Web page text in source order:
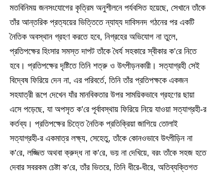
মতবিনিময় জনসংযোগের কৃত্রিম অনুশীলনে পর্যবসিত হয়েছে, সেখানে তাঁকে
তাঁর আন্তরিক প্রত্যয়ের ভিত্তিতে ন্যায্য দাবিসনদ গঠনের পর একটি
নৈতিক অবস্থান গ্রহণ করতে হবে, নিগ্রহের অভিযোগ না তুলে,
প্রতিপক্ষের হিংসার সমস্ত দাপট তাঁকে ধৈর্য সহকারে স্বীকার ক’রে নিতে
হবে। প্রতিপক্ষের দৃষ্টিতে তিনি শত্রু ও উৎপীড়নকারী। সত্যাগ্রহী সেই
বিদ্বেষ ফিরিয়ে দেন না, এর পরিবর্তে, তিনি তাঁর প্রতিপক্ষকে একজন
সহযাত্রী রূপে দেখেন যাঁর মানবিকতার উপর সাময়িকভাবে গ্রহণের ছায়া
এসে পড়েছে, যা অপসৃত ক’রে পূর্বাবস্থায় ফিরিয়ে নিয়ে যাওয়া সত্যাগ্রহী-র
কর্তব্য। প্রতিপক্ষের চিত্তে নৈতিক প্রতিক্রিয়া জাগিয়ে তোলাই
সত্যাগ্রহী-র একমাত্র লক্ষ্য, সেহেতু, তাঁকে কোনওভাবে উৎপীড়িন না
ক’রে, লজ্জিত অথবা ক্রুদ্ধ না ক’রে, ভয় না দেখিয়ে, বরং তাঁকে সহজ হতে
দেবার সবরকম চেষ্টা ক’রে, তাঁর ভিতরে, তিনি ধীরে-ধীরে, অতিব্যক্তিগত